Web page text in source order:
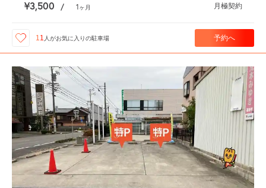
¥3,500 / 1ヶ月 月極契約
11 人がお気に入りの駐車場 予約へ